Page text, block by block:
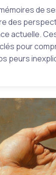
de
des
actuelle.
pour
peurs